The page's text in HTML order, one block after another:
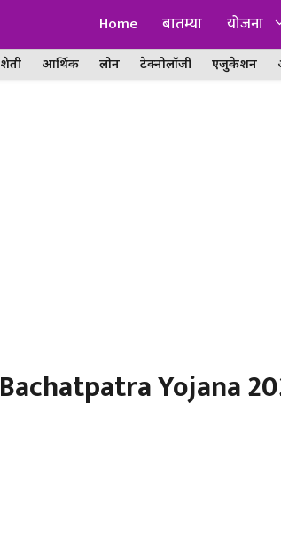
Home बातम्या योजना
शेती आर्थिक लोन टेक्नोलॉजी एजुकेशन
Yojana